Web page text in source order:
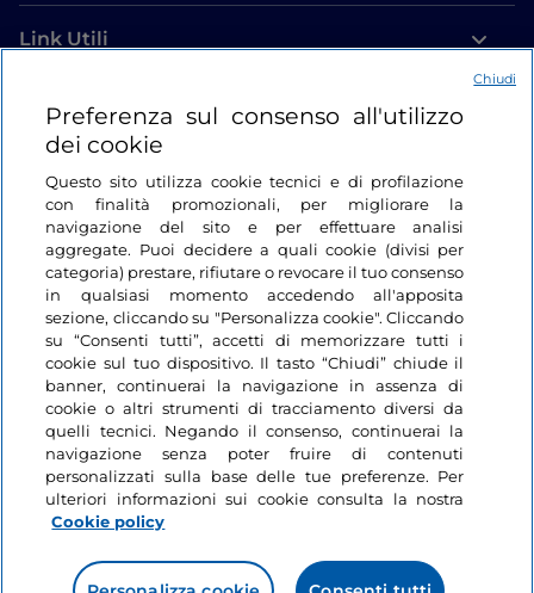
Link Utili
Login
Restiamo in contatto
Preferenza sul consenso all'utilizzo
dei cookie
Questo sito utilizza cookie tecnici e di profilazione
con finalità promozionali, per migliorare la
navigazione del sito e per effettuare analisi
aggregate. Puoi decidere a quali cookie (divisi per
categoria) prestare, rifiutare o revocare il tuo consenso
in qualsiasi momento accedendo all'apposita
sezione, cliccando su "Personalizza cookie". Cliccando
su “Consenti tutti”, accetti di memorizzare tutti i
cookie sul tuo dispositivo. Il tasto “Chiudi” chiude il
banner, continuerai la navigazione in assenza di
cookie o altri strumenti di tracciamento diversi da
quelli tecnici. Negando il consenso, continuerai la
navigazione senza poter fruire di contenuti
personalizzati sulla base delle tue preferenze. Per
ulteriori informazioni sui cookie consulta la nostra
Cookie policy
Chiudi